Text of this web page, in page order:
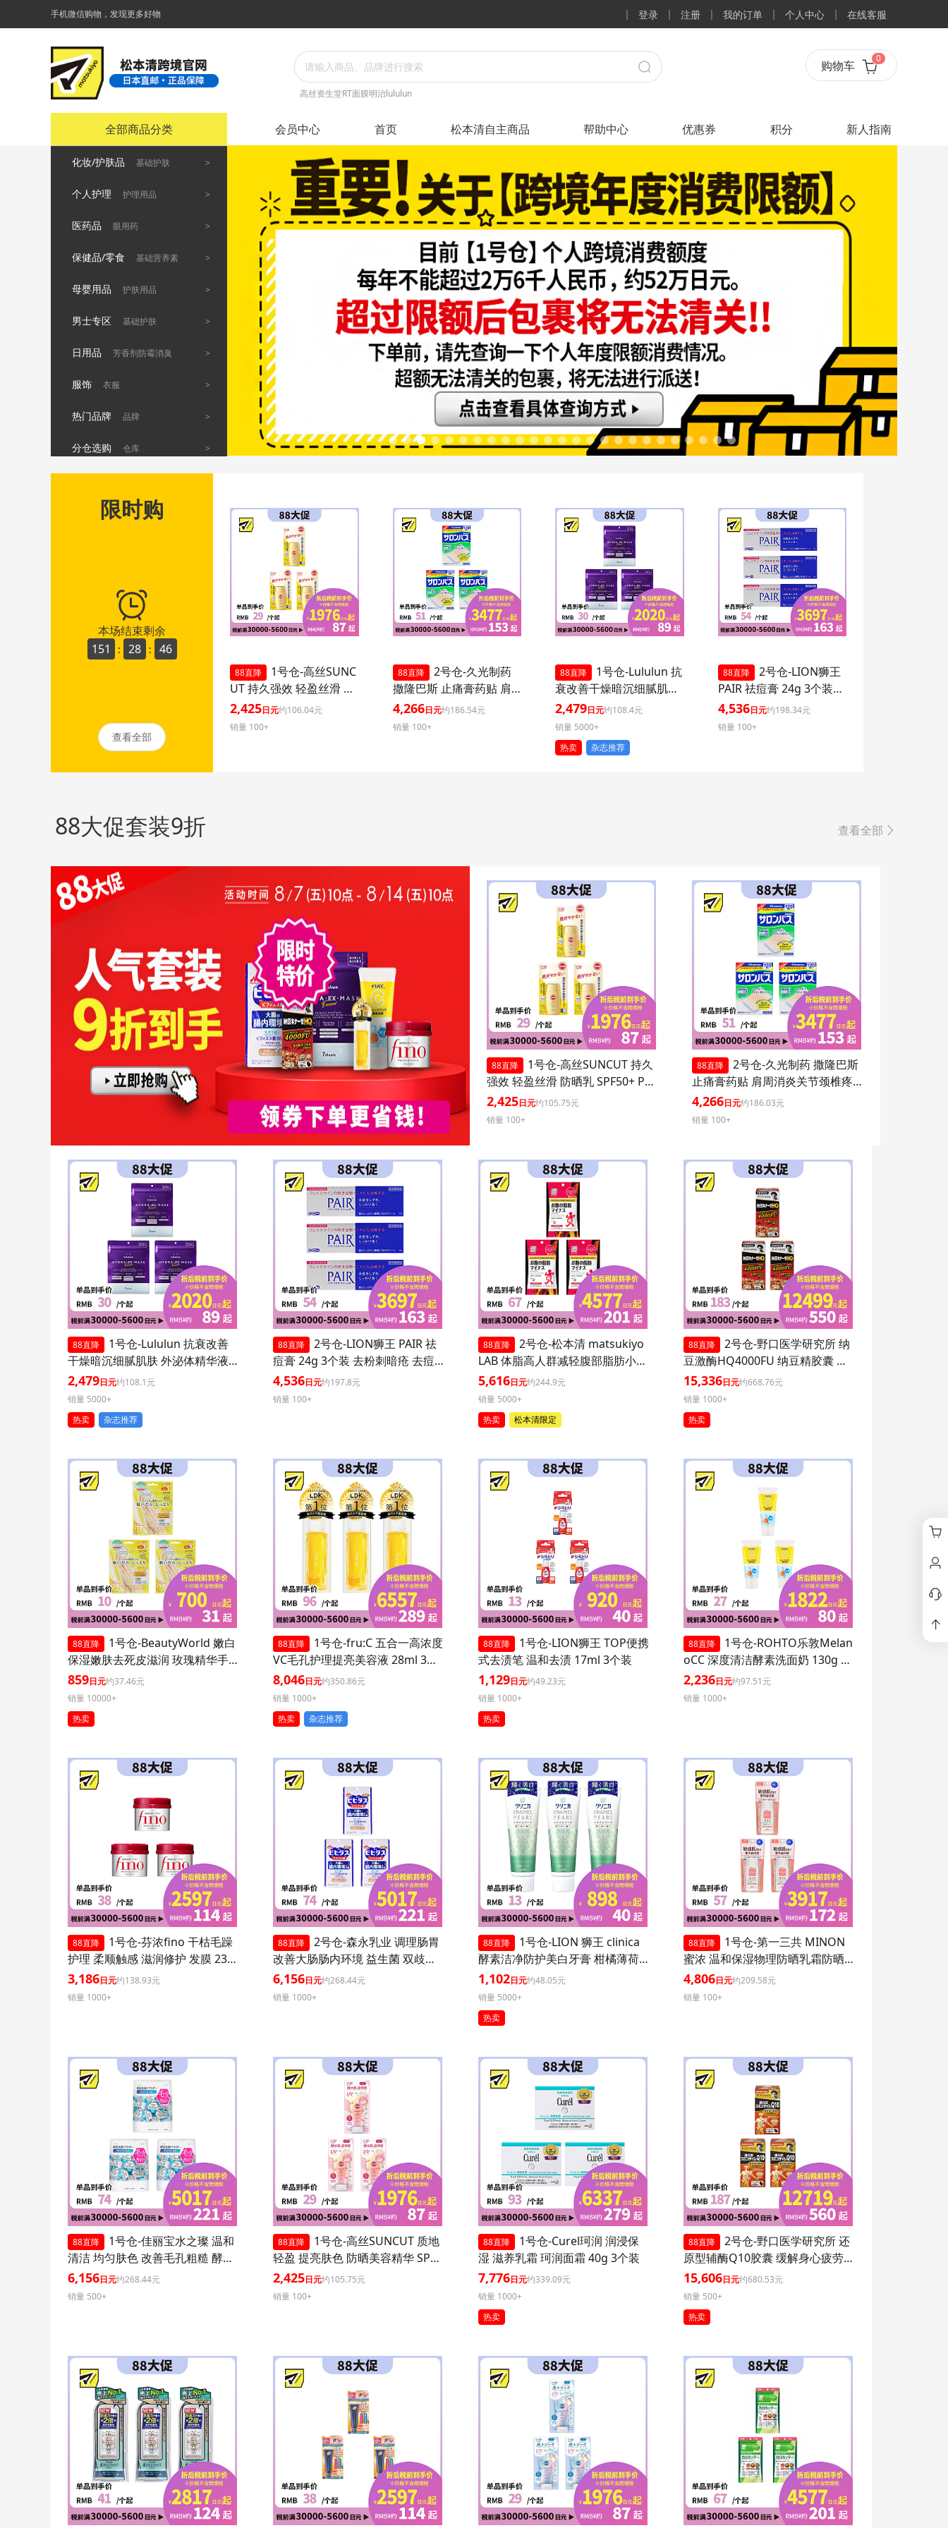
手机微信购物，发现更多好物 登录 注册 我的订单 个人中心 在线客服
高丝资生堂RT面膜明治lululun
购物车 0
全部商品分类 会员中心 首页 松本清自主商品 帮助中心 优惠券 积分 新人指南
化妆/护肤品 基础护肤 >
个人护理 护理用品 >
医药品 眼用药 >
保健品/零食 基础营养素 >
母婴用品 护肤用品 >
男士专区 基础护肤 >
日用品 芳香剂防霉消臭 >
服饰 衣服 >
热门品牌 品牌 >
分仓选购 仓库 >
限时购
本场结束剩余
151
: 28 : 45
查看全部
88直降
1号仓-高丝SUNC
UT 持久强效 轻盈丝滑 防
晒乳 SPF50+ PA++++ 50
ml 3个装 阻隔紫外线 持
2,425日元约106.04元
销量 100+
88直降
2号仓-久光制药
撒隆巴斯 止痛膏药贴 肩
周消炎关节颈椎疼 4.6×7.
2cm 120贴 3个装【第3类
4,266日元约186.54元
销量 100+
88直降
1号仓-Lululun 抗
衰改善干燥暗沉细腻肌肤
外泌体精华液保湿面膜 7
片 3个装 Exosome 增加
肌肤弹力透明感
2,479日元约108.4元
销量 5000+
热卖
杂志推荐
88直降
2号仓-LION狮王
PAIR 祛痘膏 24g 3个装
去粉刺暗疮 去痘印修复痘
坑 舒缓炎症红肿【第2类
4,536日元约198.34元
销量 100+
88大促套装9折 查看全部
88直降
1号仓-高丝SUNCUT 持久
强效 轻盈丝滑 防晒乳 SPF50+ PA+
+++ 50ml 3个装 阻隔紫外线 持久
耐水 户外防晒 多重保护 清爽不粘
2,425日元约105.75元
销量 100+
88直降
2号仓-久光制药 撒隆巴斯
止痛膏药贴 肩周消炎关节颈椎疼
4.6×7.2cm 120贴 3个装【第3类医
药品】
4,266日元约186.03元
销量 100+
88直降
1号仓-Lululun 抗衰改善
干燥暗沉细腻肌肤 外泌体精华液
保湿面膜 7片 3个装 Exosome 增
加肌肤弹力透明感
2,479日元约108.1元
销量 5000+
热卖
杂志推荐
88直降
2号仓-LION狮王 PAIR 祛
痘膏 24g 3个装 去粉刺暗疮 去痘
印修复痘坑 舒缓炎症红肿【第2类
医药品】
4,536日元约197.8元
销量 100+
88直降
2号仓-松本清 matsukiyo
LAB 体脂高人群减轻腹部脂肪小腹
丸 90粒 3个装
5,616日元约244.9元
销量 5000+
热卖
松本清限定
88直降
2号仓-野口医学研究所 纳
豆激酶HQ4000FU 纳豆精胶囊 促
进血栓溶解降三高 120粒 3个装
15,336日元约668.76元
销量 1000+
热卖
88直降
1号仓-BeautyWorld 嫩白
保湿嫩肤去死皮滋润 玫瑰精华手
膜 3个装 LUCKY TRENDY 补水护
肤去角质双手部护理
859日元约37.46元
销量 10000+
热卖
88直降
1号仓-fru:C 五合一高浓度
VC毛孔护理提亮美容液 28ml 3个
装 减少毛孔 懒人护肤
8,046日元约350.86元
销量 1000+
热卖
杂志推荐
88直降
1号仓-LION狮王 TOP便携
式去渍笔 温和去渍 17ml 3个装
1,129日元约49.23元
销量 1000+
热卖
88直降
1号仓-ROHTO乐敦Melan
oCC 深度清洁酵素洗面奶 130g 3
个装
2,236日元约97.51元
销量 1000+
88直降
1号仓-芬浓fino 干枯毛躁
护理 柔顺触感 滋润修护 发膜 230
g 3个装
3,186日元约138.93元
销量 1000+
88直降
2号仓-森永乳业 调理肠胃
改善大肠肠内环境 益生菌 双歧杆
菌胶囊 30粒 3个装
6,156日元约268.44元
销量 1000+
88直降
1号仓-LION 狮王 clinica
酵素洁净防护美白牙膏 柑橘薄荷 1
30g 3个装
1,102日元约48.05元
销量 5000+
热卖
88直降
1号仓-第一三共 MINON
蜜浓 温和保湿物理防晒乳霜防晒
液UV SPF50+PA++++ 80ml 3个装
防晒抗老 敏感肌可用
4,806日元约209.58元
销量 100+
88直降
1号仓-佳丽宝水之璨 温和
清洁 均匀肤色 改善毛孔粗糙 酵素
洗颜粉 蓝色版 32粒 3个装
6,156日元约268.44元
销量 500+
88直降
1号仓-高丝SUNCUT 质地
轻盈 提亮肤色 防晒美容精华 SPF5
0+ PA++++ 玫瑰粉色 80g 3个装 高
效紫外线防护 高保湿配方 提升肌
2,425日元约105.75元
销量 100+
88直降
1号仓-Curel珂润 润浸保
湿 滋养乳霜 珂润面霜 40g 3个装
7,776日元约339.09元
销量 1000+
热卖
88直降
2号仓-野口医学研究所 还
原型辅酶Q10胶囊 缓解身心疲劳
强健心肌 60粒 3个装
15,606日元约680.53元
销量 500+
热卖